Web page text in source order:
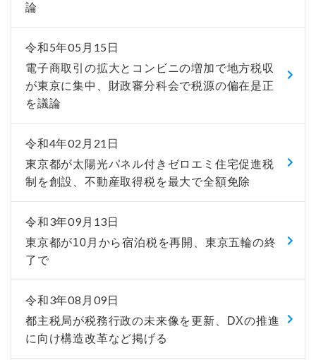
論
令和5年05月15日
電子商取引の拡大とコンビニの増加で地方税収
が東京に集中、財政審分科会で税源の偏在是正
を議論
令和4年02月21日
東京都が太陽光パネル付きゼロエミ住宅促進税
制を創設、不動産取得税を最大で全額免除
令和3年09月13日
東京都が10月から宿泊税を再開、東京五輪の終
了で
令和3年08月09日
都主税局が税務行政の未来像を更新、DXの推進
に向け構造改革など掲げる